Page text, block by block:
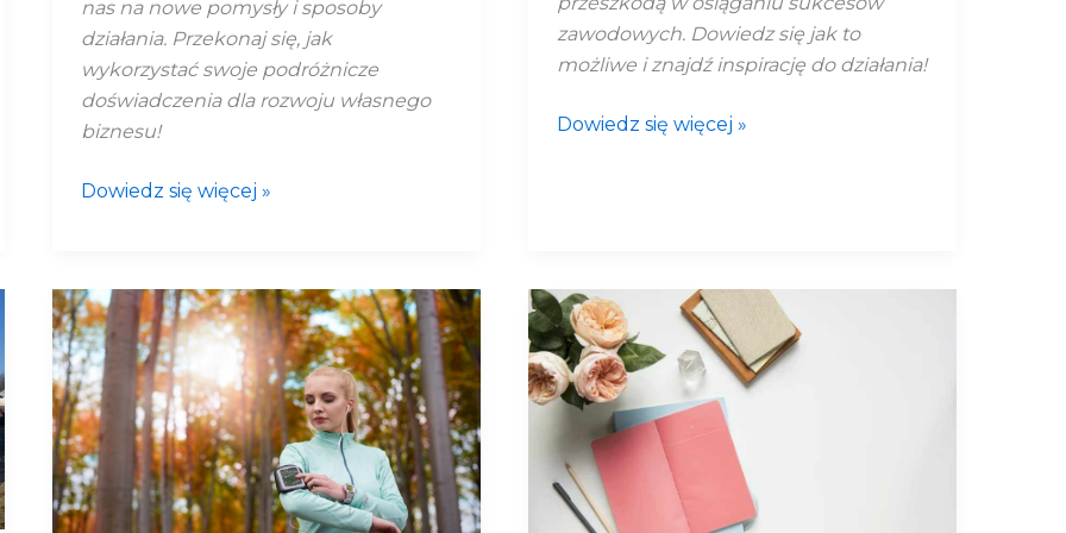
nas na nowe pomysły i sposoby
działania. Przekonaj się, jak
wykorzystać swoje podróżnicze
doświadczenia dla rozwoju własnego
biznesu!
Dowiedz się więcej »
zawodowych. Dowiedz się jak to
możliwe i znajdź inspirację do działania!
Dowiedz się więcej »
Jak
utrzymać
formę
jesienią
i
zimą?
Nowy
wymiar
planowania
–
Bullet
Journal